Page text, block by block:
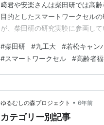
﨑君や安楽さんは柴田研では高
目的としたスマートワークセル
が、柴田研の研究実験に参画し
援したいと思ったのがきっかけ
ショップにこぎつけて欲しいと
#柴田研 #九工大 #若松キャン
#スマートワークセル #高齢者
ゆるむしの森プロジェクト • 6年前
カテゴリー別記事